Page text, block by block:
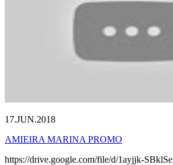
17.JUN.2018
AMIEIRA MARINA PROMO
https://drive.google.com/file/d/1ayjjk-SBklSe